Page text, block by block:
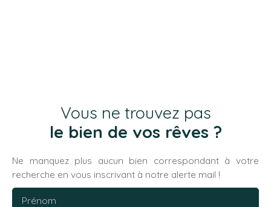
Vous ne trouvez pas
le bien de vos rêves ?
Ne manquez plus aucun bien correspondant à votre
recherche en vous inscrivant à notre alerte mail !
Prénom